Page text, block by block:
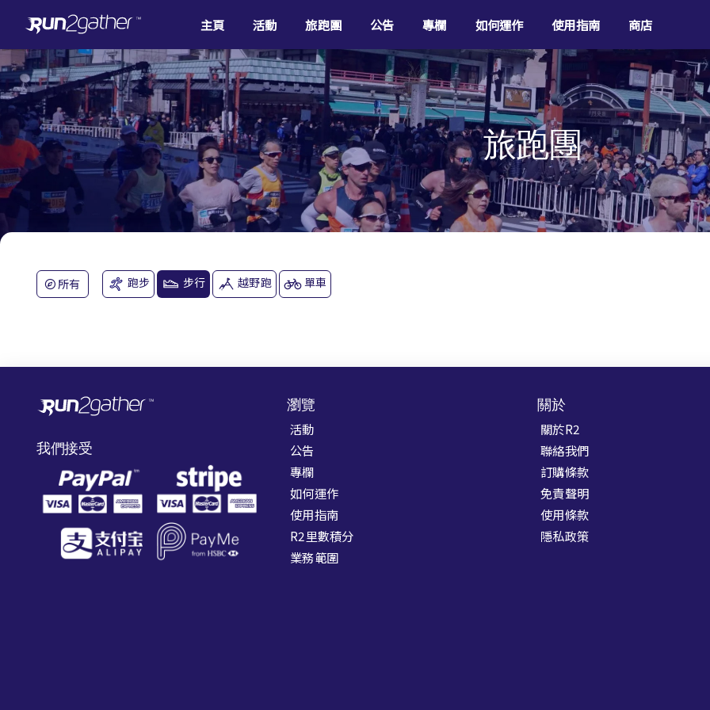
主頁 活動 旅跑團 公告 專欄 如何運作 使用指南 商店
旅跑團
所有 跑步 步行 越野跑 單車
我們接受
瀏覽
活動
公告
專欄
如何運作
使用指南
R2里數積分
業務範圍
關於
關於R2
聯絡我們
訂購條款
免責聲明
使用條款
隱私政策